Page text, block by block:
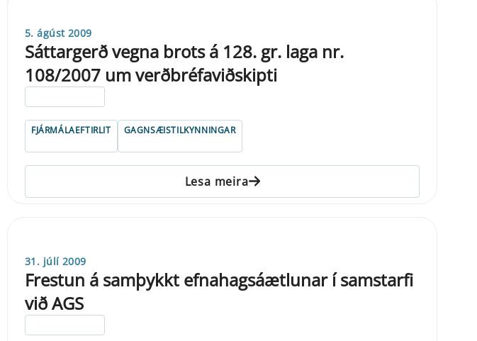
5. ágúst 2009
Sáttargerð vegna brots á 128. gr. laga nr.
108/2007 um verðbréfaviðskipti
FJÁRMÁLAEFTIRLIT GAGNSÆISTILKYNNINGAR
Lesa meira
31. júlí 2009
Frestun á samþykkt efnahagsáætlunar í samstarfi
við AGS